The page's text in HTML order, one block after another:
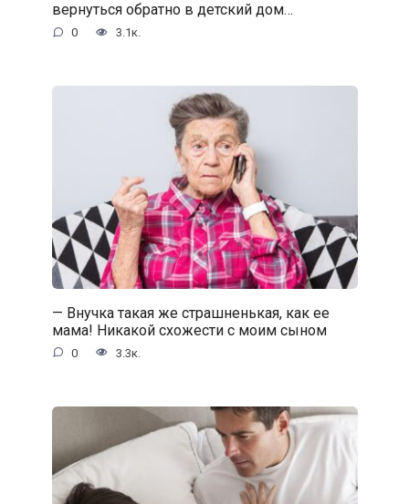
вернуться обратно в детский дом…
0 3.1к.
— Внучка такая же страшненькая, как ее
мама! Никакой схожести с моим сыном
0 3.3к.